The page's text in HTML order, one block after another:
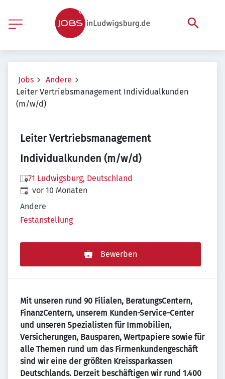
Jobs
Andere
Leiter Vertriebsmanagement Individualkunden
(m/w/d)
Leiter Vertriebsmanagement
Individualkunden (m/w/d)
71 Ludwigsburg, Deutschland
Veröffentlicht:
vor 10 Monaten
Andere
Festanstellung
Bewerben
Mit unseren rund 90 Filialen, BeratungsCentern,
FinanzCentern, unserem Kunden-Service-Center
und unseren Spezialisten für Immobilien,
Versicherungen, Bausparen, Wertpapiere sowie für
alle Themen rund um das Firmenkundengeschäft
sind wir eine der größten Kreissparkassen
Deutschlands. Derzeit beschäftigen wir rund 1.400